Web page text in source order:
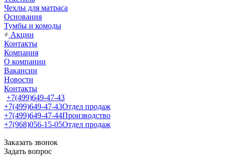
Чехлы для матраса
Основания
Тумбы и комоды
Акции
Контакты
Компания
О компании
Вакансии
Новости
Контакты
+7(499)649-47-43
+7(499)649-47-43Отдел продаж
+7(499)649-47-44Производство
+7(968)056-15-05Отдел продаж
Заказать звонок
Задать вопрос